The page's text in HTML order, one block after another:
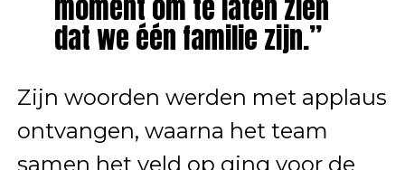
moment om te laten zien
dat we één familie zijn.”
Zijn woorden werden met applaus
ontvangen, waarna het team
samen het veld op ging voor de